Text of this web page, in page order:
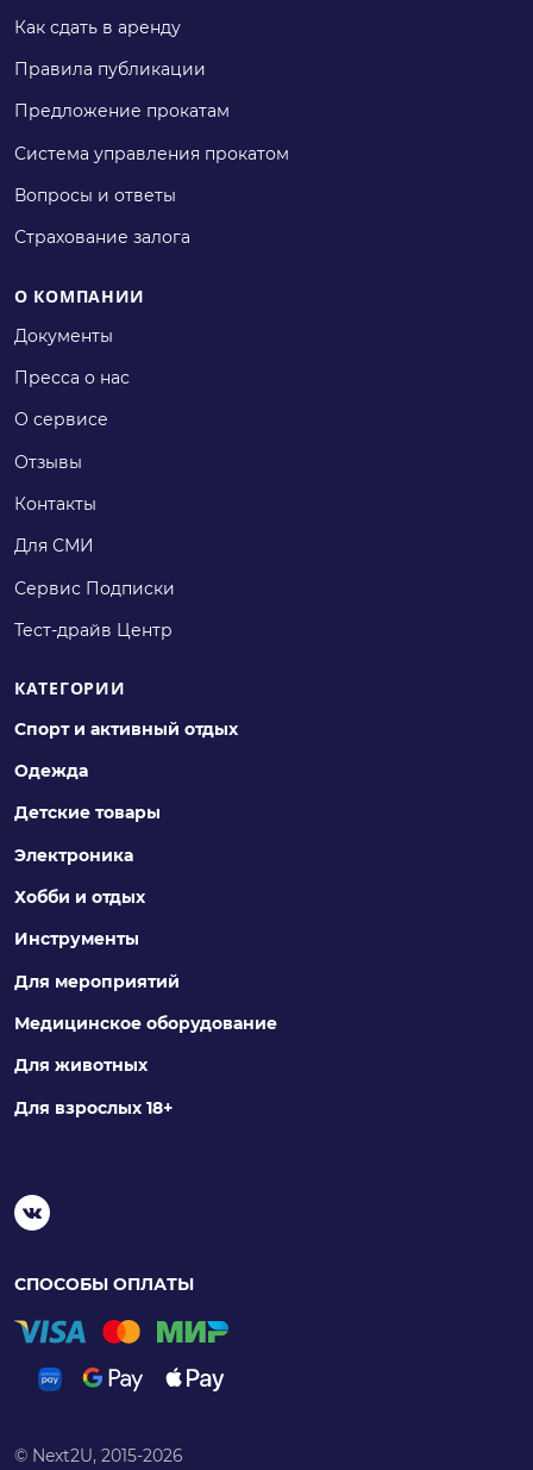
Как сдать в аренду
Правила публикации
Предложение прокатам
Система управления прокатом
Вопросы и ответы
Страхование залога
О КОМПАНИИ
Документы
Пресса о нас
О сервисе
Отзывы
Контакты
Для СМИ
Сервис Подписки
Тест-драйв Центр
КАТЕГОРИИ
Спорт и активный отдых
Одежда
Детские товары
Электроника
Хобби и отдых
Инструменты
Для мероприятий
Медицинское оборудование
Для животных
Для взрослых 18+
СПОСОБЫ ОПЛАТЫ
© Next2U, 2015-2026